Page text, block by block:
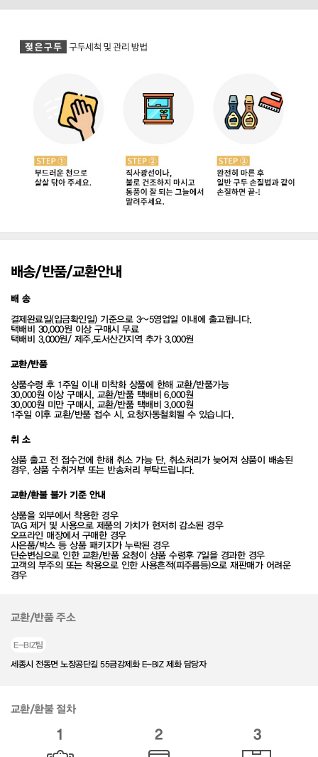
배송/반품/교환안내
배 송
결제완료일(입금확인일) 기준으로 3~5영업일 이내에 출고됩니다.
택배비 30,000원 이상 구매시 무료
택배비 3,000원/ 제주,도서산간지역 추가 3,000원
교환/반품
상품수령 후 1주일 이내 미착화 상품에 한해 교환/반품가능
30,000원 이상 구매시, 교환/반품 택배비 6,000원
30,000원 미만 구매시, 교환/반품 택배비 3,000원
1주일 이후 교환/반품 접수 시, 요청자동철회될 수 있습니다.
취 소
상품 출고 전 접수건에 한해 취소 가능 단, 취소처리가 늦어져 상품이 배송된
경우, 상품 수취거부 또는 반송처리 부탁드립니다.
교환/환불 불가 기준 안내
상품을 외부에서 착용한 경우
TAG 제거 및 사용으로 제품의 가치가 현저히 감소된 경우
오프라인 매장에서 구매한 경우
사은품/박스 등 상품 패키지가 누락된 경우
단순변심으로 인한 교환/반품 요청이 상품 수령후 7일을 경과한 경우
고객의 부주의 또는 착용으로 인한 사용흔적(피주름등)으로 재판매가 어려운
경우
교환/반품 주소
E-BIZ팀
세종시 전동면 노장공단길 55금강제화 E-BIZ 제화 담당자
교환/환불 절차
1 2 3